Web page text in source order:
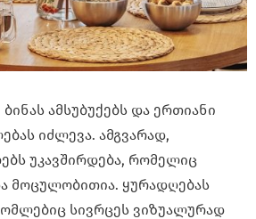
ამსუბუქებს და ერთიანი
იძლევა. ამგვარად,
უკავშირდება, რომელიც
მოცულობითია. ყურადღებას
სივრცეს ვიზუალურად